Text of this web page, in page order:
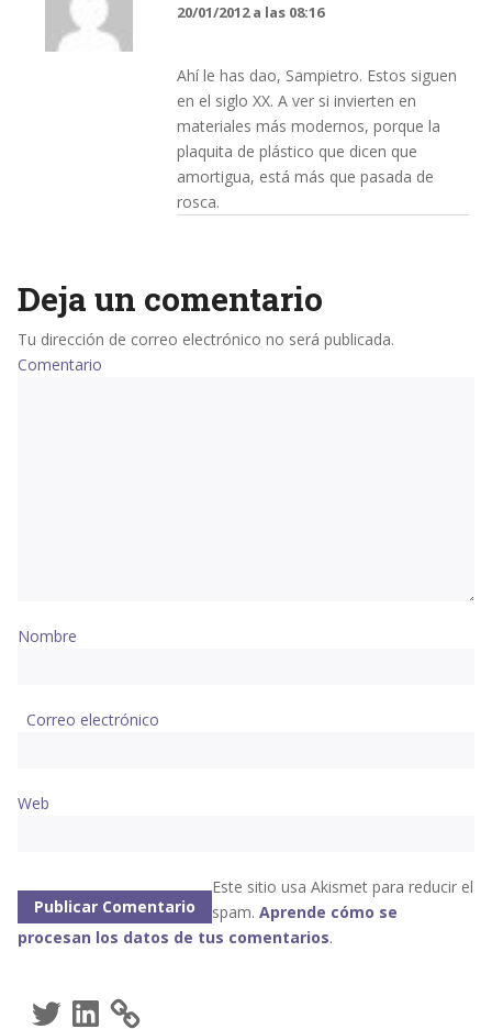
20/01/2012 a las 08:16
Ahí le has dao, Sampietro. Estos siguen
en el siglo XX. A ver si invierten en
materiales más modernos, porque la
plaquita de plástico que dicen que
amortigua, está más que pasada de
rosca.
Deja un comentario
Tu dirección de correo electrónico no será publicada.
Comentario
Nombre
Correo electrónico
Web
Este sitio usa Akismet para reducir el
spam. Aprende cómo se
procesan los datos de tus comentarios.
TwitterLinkedIn